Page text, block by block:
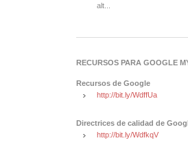
alt...
RECURSOS PARA GOOGLE
Recursos de Google
http://bit.ly/WdffUa
Directrices de calidad de
http://bit.ly/WdfkqV